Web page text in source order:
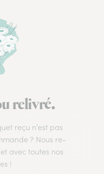
relivré.
reçu n’est pas
? Nous re-
avec toutes nos
!